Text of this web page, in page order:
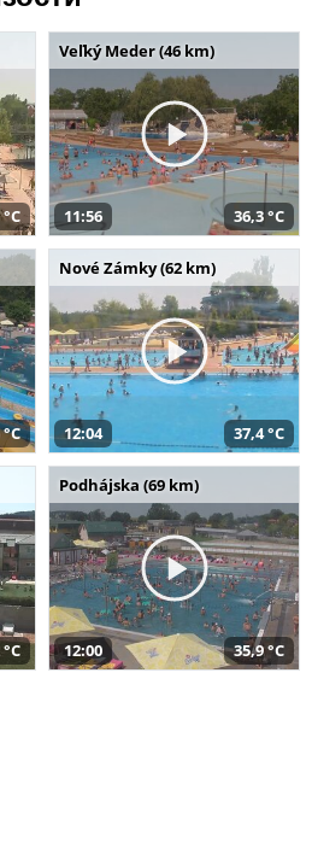
Veľký Meder (46 km)
11:56 36,3 °C
Nové Zámky (62 km)
12:04 37,4 °C
Podhájska (69 km)
12:00 35,9 °C